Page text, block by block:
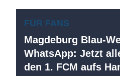
FÜR FANS
Magdeburg Blau-
WhatsApp: Jetzt
den 1. FCM aufs